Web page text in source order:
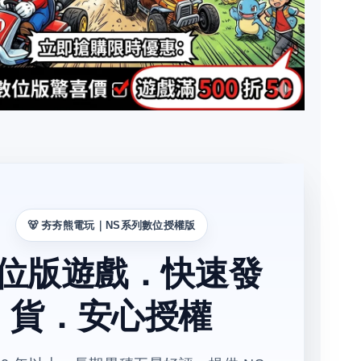
🐻 夯夯熊電玩｜NS系列數位授權版
版遊戲．快速發
貨．安心授權